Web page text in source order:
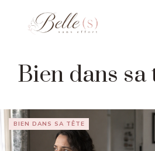
Bien dans sa
BIEN DANS SA TÊTE